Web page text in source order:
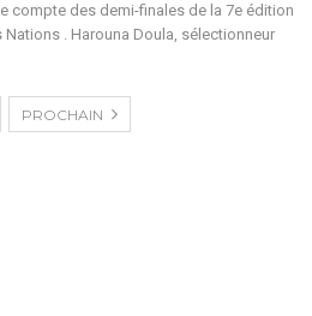
compte des demi-finales de la 7e édition
. Harouna Doula, sélectionneur
PROCHAIN